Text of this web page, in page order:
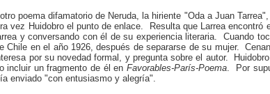
poema difamatorio de Neruda, la hiriente "Oda a Juan
vez Huidobro el punto de enlace. Resulta que Larrea
y conversando con él de su experiencia literaria. Cuando
Chile en el año 1926, después de separarse de su mujer.
por su novedad formal, y pregunta sobre el autor.
incluir un fragmento de él enFavorables-París-Poema. Por
enviado "con entusiasmo y alegría".